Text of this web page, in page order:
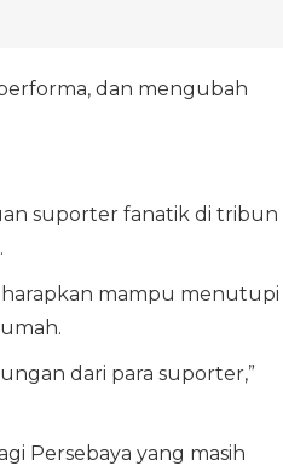
dan mengubah
suporter fanatik di tribun
mampu menutupi
dari para suporter,”
Persebaya yang masih